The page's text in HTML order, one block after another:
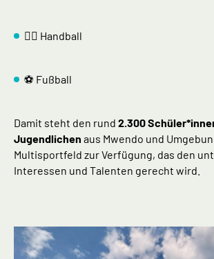
🤾‍♂️ Handball
⚽ Fußball
Damit steht den rund 2.300
Jugendlichen aus Mwendo und
Multisportfeld zur Verfügung, das den
Interessen und Talenten gerecht wird.